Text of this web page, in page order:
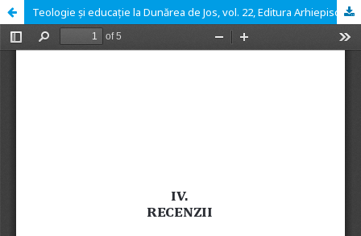
Teologie și educație la Dunărea de Jos, vol. 22, Editura Arhiepisco‑ piei Dunării de Jos, Galați, 2025